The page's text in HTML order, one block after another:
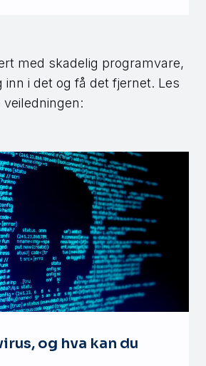
med skadelig programvare,
inn i det og få det fjernet. Les
og hva kan du